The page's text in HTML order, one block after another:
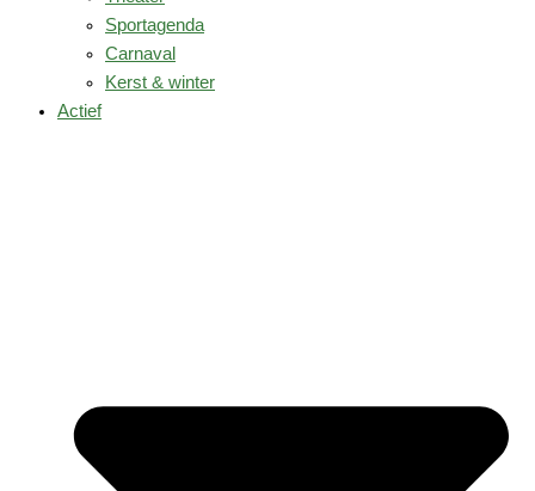
Sportagenda
Carnaval
Kerst & winter
Actief